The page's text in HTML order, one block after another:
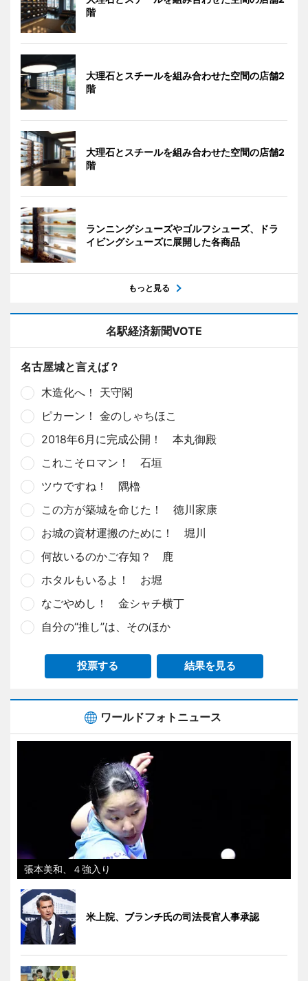
階
大理石とスチールを組み合わせた空間の店舗2
階
大理石とスチールを組み合わせた空間の店舗2
階
ランニングシューズやゴルフシューズ、ドラ
イビングシューズに展開した各商品
もっと見る
名駅経済新聞VOTE
名古屋城と言えば？
木造化へ！ 天守閣
ピカーン！ 金のしゃちほこ
2018年6月に完成公開！ 本丸御殿
これこそロマン！ 石垣
ツウですね！ 隅櫓
この方が築城を命じた！ 徳川家康
お城の資材運搬のために！ 堀川
何故いるのかご存知？ 鹿
ホタルもいるよ！ お堀
なごやめし！ 金シャチ横丁
自分の“推し”は、そのほか
投票する 結果を見る
ワールドフォトニュース
張本美和、４強入り
米上院、ブランチ氏の司法長官人事承認